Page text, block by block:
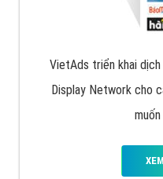
VietAds triển khai dịch
Display Network cho